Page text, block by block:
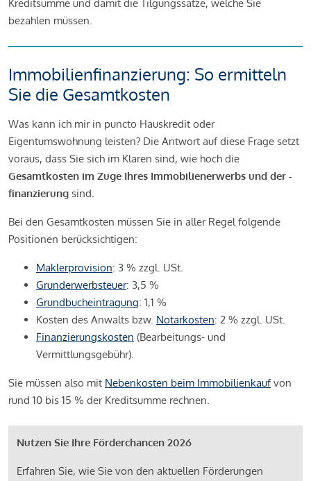
Kreditsumme und damit die Tilgungssätze, welche Sie
bezahlen müssen.
Immobilienfinanzierung: So ermitteln
Sie die Gesamtkosten
Was kann ich mir in puncto Hauskredit oder
Eigentumswohnung leisten? Die Antwort auf diese Frage setzt
voraus, dass Sie sich im Klaren sind, wie hoch die
Gesamtkosten im Zuge Ihres Immobilienerwerbs und der -
finanzierung sind.
Bei den Gesamtkosten müssen Sie in aller Regel folgende
Positionen berücksichtigen:
Maklerprovision: 3 % zzgl. USt.
Grunderwerbsteuer: 3,5 %
Grundbucheintragung: 1,1 %
Kosten des Anwalts bzw. Notarkosten: 2 % zzgl. USt.
Finanzierungskosten (Bearbeitungs- und
Vermittlungsgebühr).
Sie müssen also mit Nebenkosten beim Immobilienkaufvon
rund 10 bis 15 % der Kreditsumme rechnen.
Nutzen Sie Ihre Förderchancen 2026
Erfahren Sie, wie Sie von den aktuellen Förderungen